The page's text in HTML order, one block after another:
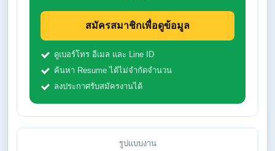
สมัครสมาชิกเพื่อดูข้อมูล
ดูเบอร์โทร อีเมล และ Line ID
ค้นหา Resume ได้ไม่จำกัดจำนวน
ลงประกาศรับสมัครงานได้
รูปแบบงาน